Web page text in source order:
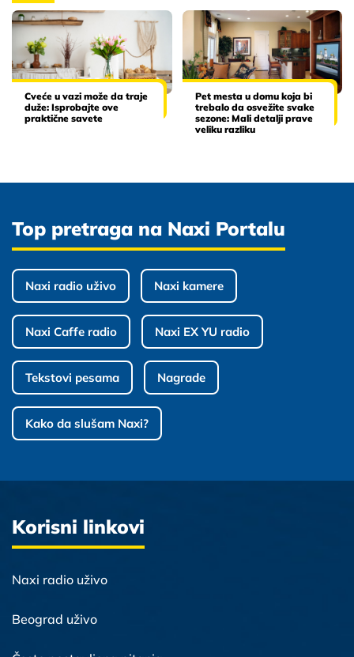
Cveće u vazi može da traje
duže: Isprobajte ove
praktične savete
Pet mesta u domu koja bi
trebalo da osvežite svake
sezone: Mali detalji prave
veliku razliku
Top pretraga na Naxi Portalu
Naxi radio uživo Naxi kamere
Naxi Caffe radio Naxi EX YU radio
Tekstovi pesama Nagrade
Kako da slušam Naxi?
Korisni linkovi
Naxi radio uživo
Beograd uživo